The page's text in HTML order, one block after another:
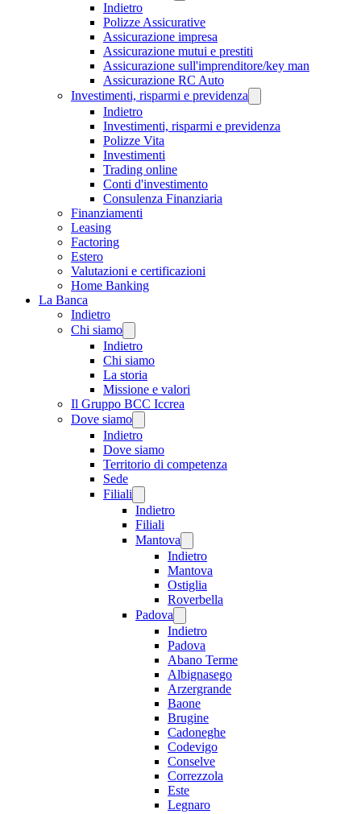
Indietro
Polizze Assicurative
Assicurazione impresa
Assicurazione mutui e prestiti
Assicurazione sull'imprenditore/key man
Assicurazione RC Auto
Investimenti, risparmi e previdenza
Indietro
Investimenti, risparmi e previdenza
Polizze Vita
Investimenti
Trading online
Conti d'investimento
Consulenza Finanziaria
Finanziamenti
Leasing
Factoring
Estero
Valutazioni e certificazioni
Home Banking
La Banca
Indietro
Chi siamo
Indietro
Chi siamo
La storia
Missione e valori
Il Gruppo BCC Iccrea
Dove siamo
Indietro
Dove siamo
Territorio di competenza
Sede
Filiali
Indietro
Filiali
Mantova
Indietro
Mantova
Ostiglia
Roverbella
Padova
Indietro
Padova
Abano Terme
Albignasego
Arzergrande
Baone
Brugine
Cadoneghe
Codevigo
Conselve
Correzzola
Este
Legnaro